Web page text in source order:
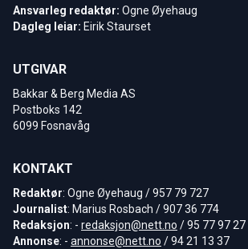
Ansvarleg redaktør: Ogne Øyehaug
Dagleg leiar: Eirik Staurset
UTGIVAR
Bakkar & Berg Media AS
Postboks 142
6099 Fosnavåg
KONTAKT
Redaktør: Ogne Øyehaug / 957 79 727
Journalist: Marius Rosbach / 907 36 774
Redaksjon: - redaksjon@nett.no / 95 77 97 27
Annonse: - annonse@nett.no / 94 21 13 37